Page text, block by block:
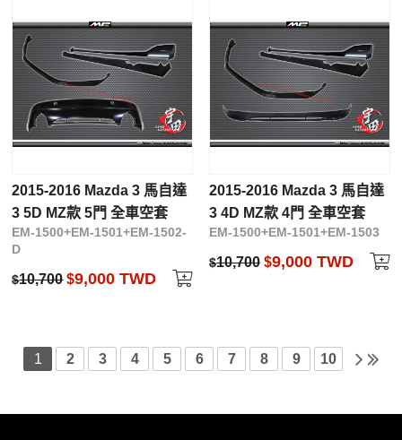
2015-2016 Mazda 3 馬自達
3 5D MZ款 5門 全車空套
EM-1500+EM-1501+EM-1502-
D
$10,700 $9,000 TWD
2015-2016 Mazda 3 馬自達
3 4D MZ款 4門 全車空套
EM-1500+EM-1501+EM-1503
$10,700 $9,000 TWD
1 2 3 4 5 6 7 8 9 10